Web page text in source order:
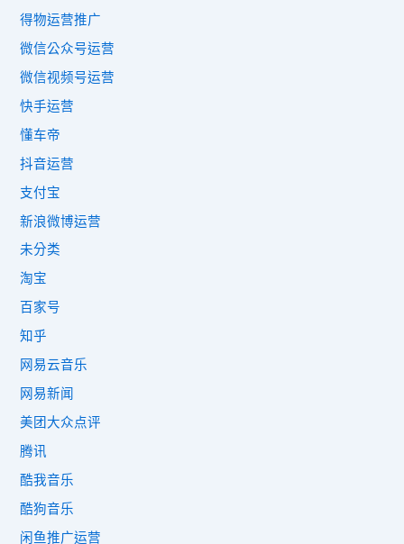
得物运营推广
微信公众号运营
微信视频号运营
快手运营
懂车帝
抖音运营
支付宝
新浪微博运营
未分类
淘宝
百家号
知乎
网易云音乐
网易新闻
美团大众点评
腾讯
酷我音乐
酷狗音乐
闲鱼推广运营